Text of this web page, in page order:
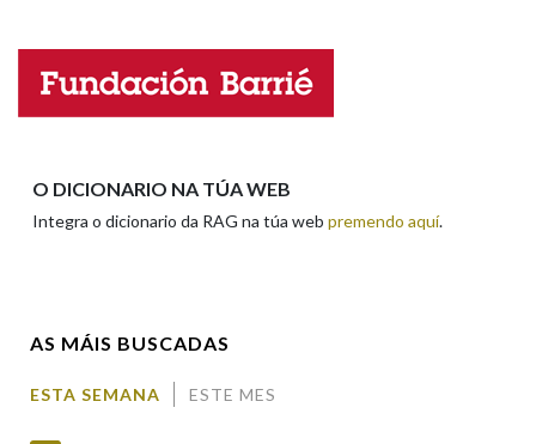
Nome
O DICIONARIO NA TÚA WEB
Integra o dicionario da RAG na túa web premendo aquí.
AS MÁIS BUSCADAS
ESTA SEMANA ESTE MES